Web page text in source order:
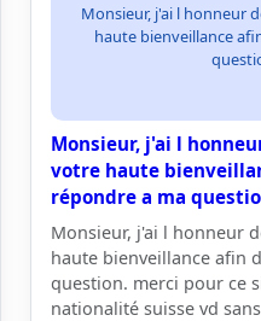
Monsieur, j'ai l honneur
haute bienveillance
Monsieur, j'ai l
votre haute
répondre a ma
Monsieur, j'ai l honneur
haute bienveillance afin
question. merci pour ce
nationalité suisse vd